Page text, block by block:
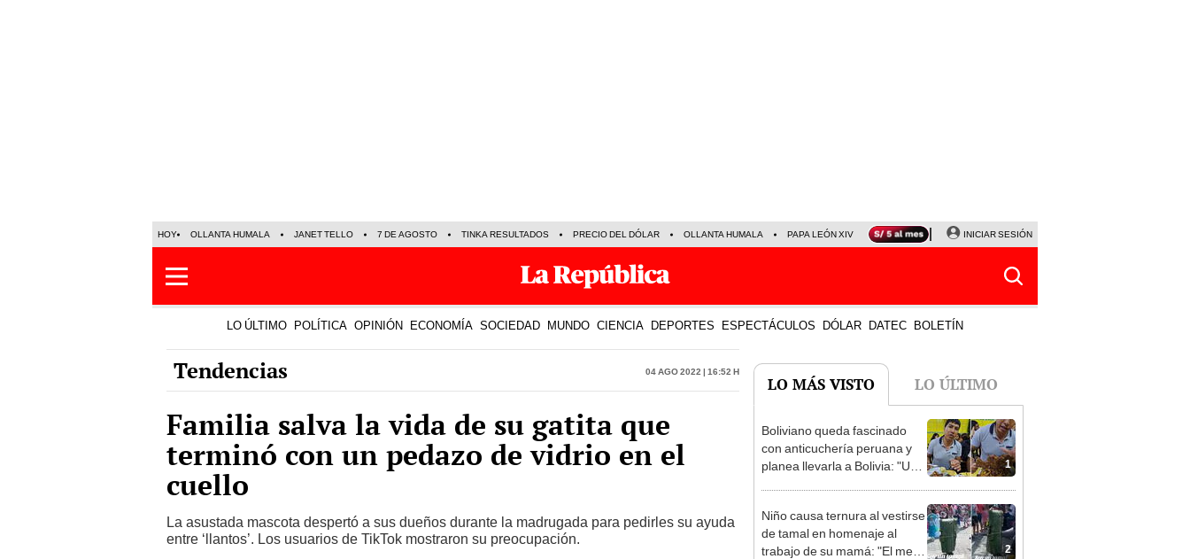
HOY OLLANTA HUMALA JANET TELLO 7 DE AGOSTO TINKA RESULTADOS PRECIO DEL DÓLAR OLLANTA HUMALA PAPA LEÓN XIV NALDY SALDAÑA LA BELLA LUZ
INICIAR SESIÓN
LO ÚLTIMO POLÍTICA OPINIÓN ECONOMÍA SOCIEDAD MUNDO CIENCIA DEPORTES ESPECTÁCULOS DÓLAR DATEC BOLETÍN
Tendencias 04 Ago 2022 | 16:52 h
Familia salva la vida de su gatita que
terminó con un pedazo de vidrio en el
cuello
La asustada mascota despertó a sus dueños durante la madrugada para pedirles su ayuda
entre ‘llantos’. Los usuarios de TikTok mostraron su preocupación.
LO MÁS VISTO LO ÚLTIMO
1
Boliviano queda fascinado
con anticuchería peruana y
planea llevarla a Bolivia: "Un
2
Niño causa ternura al vestirse
de tamal en homenaje al
trabajo de su mamá: "El mejor